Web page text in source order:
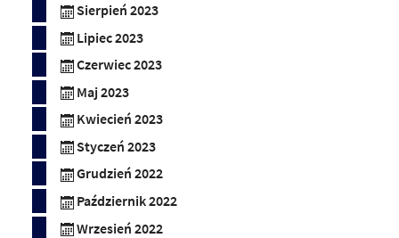
Sierpień 2023
Lipiec 2023
Czerwiec 2023
Maj 2023
Kwiecień 2023
Styczeń 2023
Grudzień 2022
Październik 2022
Wrzesień 2022